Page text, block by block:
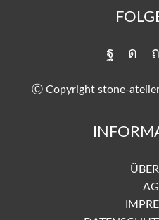
Ⓒ Copyright stone-